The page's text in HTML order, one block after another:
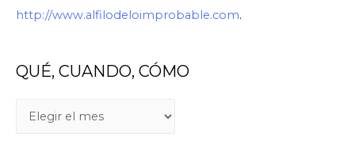
http://www.alfilodeloimprobable.com.
QUÉ, CUANDO, CÓMO